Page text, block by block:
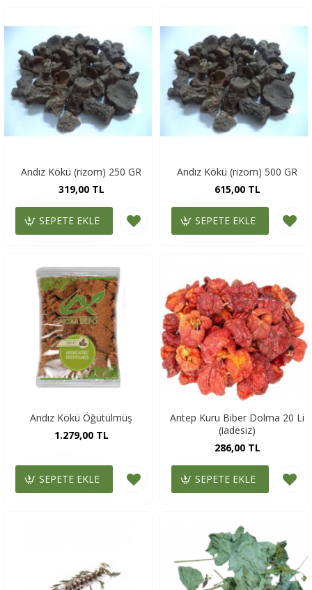
Andız Kökü (rizom) 250 GR
319,00 TL
SEPETE EKLE
Andız Kökü (rizom) 500 GR
615,00 TL
SEPETE EKLE
Andız Kökü Öğütülmüş
1.279,00 TL
SEPETE EKLE
Antep Kuru Biber Dolma 20 Li
(iadesiz)
286,00 TL
SEPETE EKLE